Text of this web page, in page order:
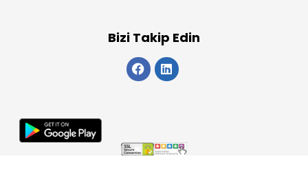
Bizi Takip Edin